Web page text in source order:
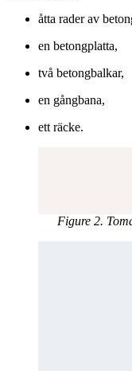
åtta rader av
en betongplatta,
två betongbalkar,
en gångbana,
ett räcke.
Figure 2.